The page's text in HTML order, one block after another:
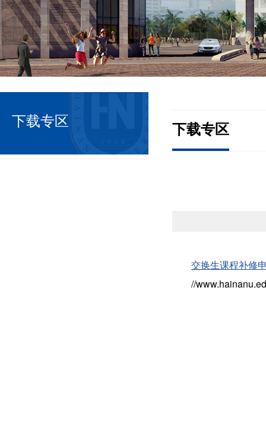
下载专区
下载专区
交换生课程补修
//